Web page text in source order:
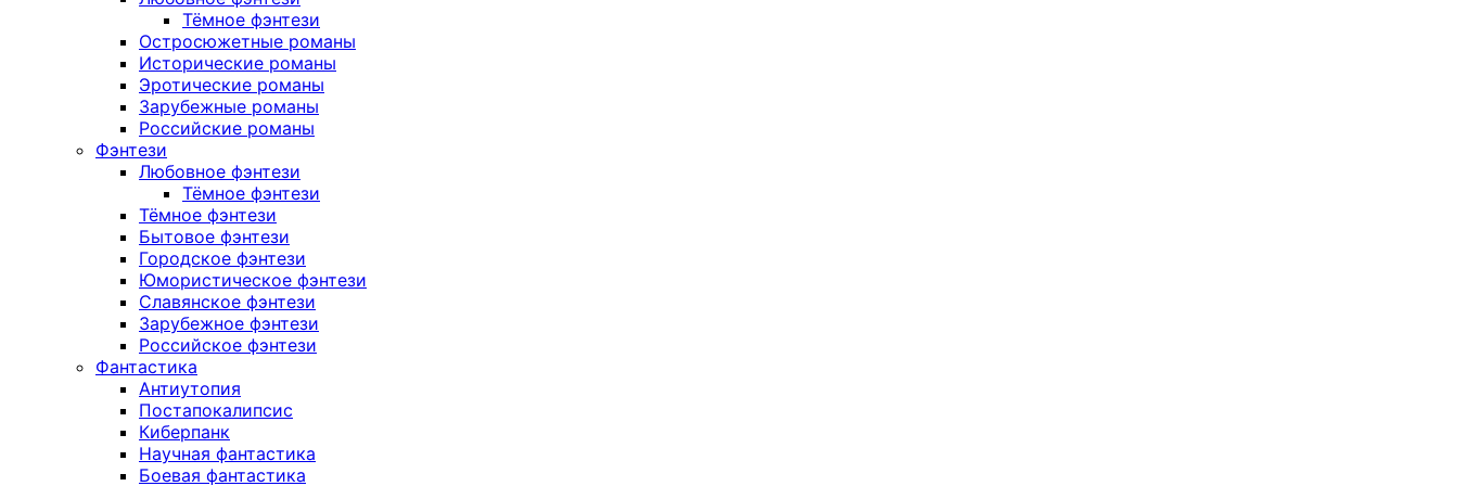
Тёмное фэнтези
Остросюжетные романы
Исторические романы
Эротические романы
Зарубежные романы
Российские романы
Фэнтези
Любовное фэнтези
Тёмное фэнтези
Тёмное фэнтези
Бытовое фэнтези
Городское фэнтези
Юмористическое фэнтези
Славянское фэнтези
Зарубежное фэнтези
Российское фэнтези
Фантастика
Антиутопия
Постапокалипсис
Киберпанк
Научная фантастика
Боевая фантастика